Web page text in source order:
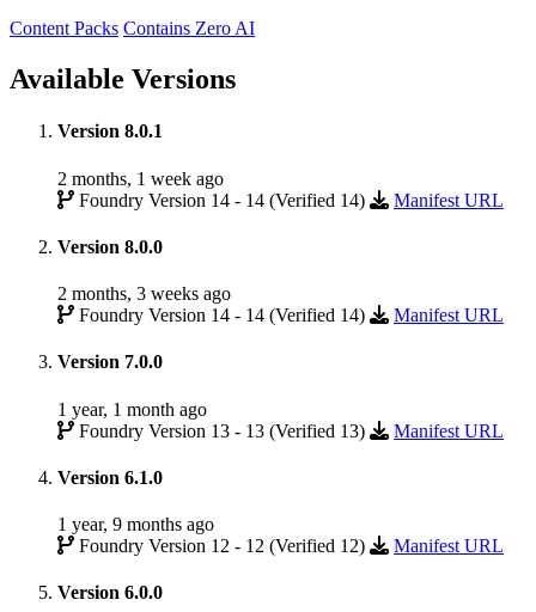
Content Packs Contains Zero AI
Available Versions
Version 8.0.1
2 months, 1 week ago
Foundry Version 14 - 14 (Verified 14)
Manifest URL
Version 8.0.0
2 months, 3 weeks ago
Foundry Version 14 - 14 (Verified 14)
Manifest URL
Version 7.0.0
1 year, 1 month ago
Foundry Version 13 - 13 (Verified 13)
Manifest URL
Version 6.1.0
1 year, 9 months ago
Foundry Version 12 - 12 (Verified 12)
Manifest URL
Version 6.0.0